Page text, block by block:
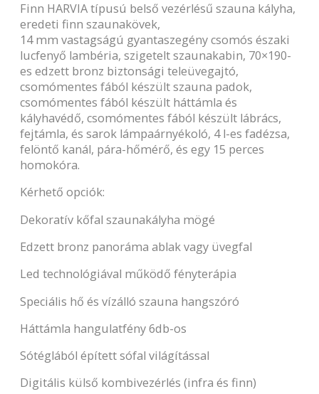
Finn HARVIA típusú belső vezérlésű szauna kályha,
eredeti finn szaunakövek,
14 mm vastagságú gyantaszegény csomós északi
lucfenyő lambéria, szigetelt szaunakabin, 70×190-
es edzett bronz biztonsági teleüvegajtó,
csomómentes fából készült szauna padok,
csomómentes fából készült háttámla és
kályhavédő, csomómentes fából készült lábrács,
fejtámla, és sarok lámpaárnyékoló, 4 l-es fadézsa,
felöntő kanál, pára-hőmérő, és egy 15 perces
homokóra.
Kérhető opciók:
Dekoratív kőfal szaunakályha mögé
Edzett bronz panoráma ablak vagy üvegfal
Led technológiával működő fényterápia
Speciális hő és vízálló szauna hangszóró
Háttámla hangulatfény 6db-os
Sótéglából épített sófal világítással
Digitális külső kombivezérlés (infra és finn)